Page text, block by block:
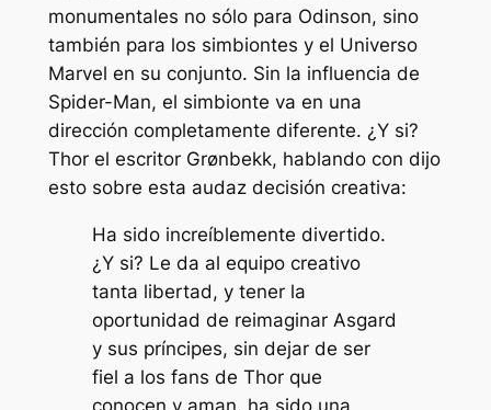
monumentales no sólo para Odinson, sino
también para los simbiontes y el Universo
Marvel en su conjunto. Sin la influencia de
Spider-Man, el simbionte va en una
dirección completamente diferente. ¿Y si?
Thorel escritor Grønbekk, hablando con dijo
esto sobre esta audaz decisión creativa:
Ha sido increíblemente divertido.
¿Y si? Le da al equipo creativo
tanta libertad, y tener la
oportunidad de reimaginar Asgard
y sus príncipes, sin dejar de ser
fiel a los fans de Thor que
conocen y aman, ha sido una